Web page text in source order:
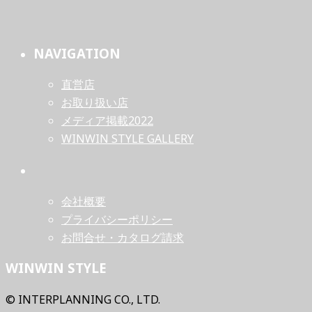
NAVIGATION
直営店
お取り扱い店
メディア掲載2022
WINWIN STYLE GALLERY
会社概要
プライバシーポリシー
お問合せ・カタログ請求
WINWIN STYLE
© INTERPLANNING CO., LTD.